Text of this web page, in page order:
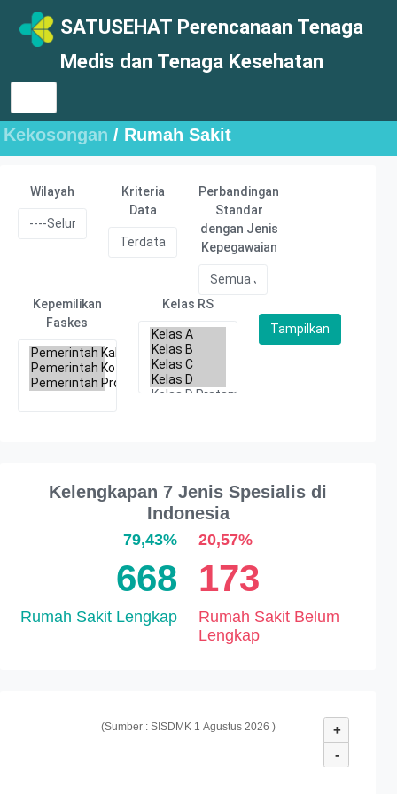
SATUSEHAT Perencanaan Tenaga
Medis dan Tenaga Kesehatan
Kekosongan / Rumah Sakit
Wilayah
Kriteria
Data
Perbandingan
Standar
dengan Jenis
Kepegawaian
Kepemilikan
Faskes
Kelas RS
Kelengkapan 7 Jenis Spesialis di
Indonesia
79,43%
668
Rumah Sakit Lengkap
20,57%
173
Rumah Sakit Belum
Lengkap
(Sumber : SISDMK 1 Agustus 2026 )
+
-